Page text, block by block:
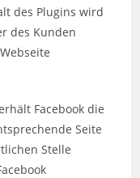
des Plugins wird
des Kunden
Facebook die
Seite
Stelle